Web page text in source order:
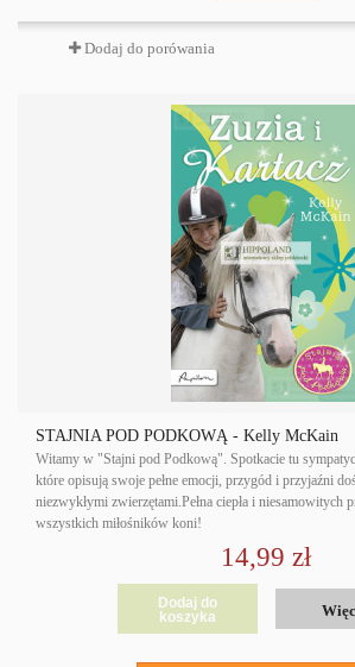
Dodaj do porówania
STAJNIA POD PODKOWĄ - Kelly McKain
Witamy w "Stajni pod Podkową". Spotkacie tu
które opisują swoje pełne emocji, przygód i przyjaźni
niezwykłymi zwierzętami.Pełna ciepła i niesamowitych
wszystkich miłośników koni!
14,99 zł
Dodaj do
koszyka